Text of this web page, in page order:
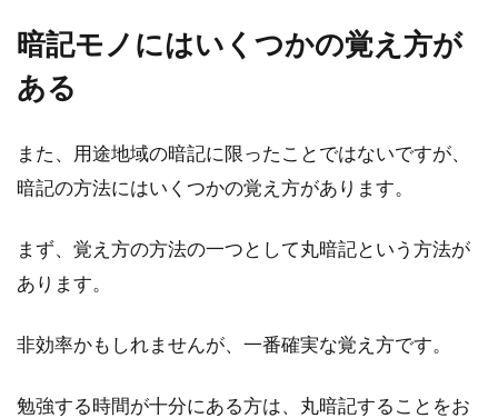
暗記モノにはいくつかの覚え方が
ある
また、用途地域の暗記に限ったことではないですが、
暗記の方法にはいくつかの覚え方があります。
まず、覚え方の方法の一つとして丸暗記という方法が
あります。
非効率かもしれませんが、一番確実な覚え方です。
勉強する時間が十分にある方は、丸暗記することをお